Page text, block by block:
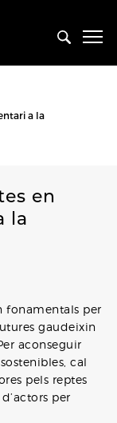
a la
en
la
fonamentals per
gaudeixin
aconseguir
cal
pels reptes
per